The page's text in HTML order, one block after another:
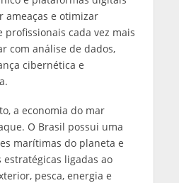
ameaças e otimizar
profissionais cada vez mais
com análise de dados,
cibernética e
a economia do mar
O Brasil possui uma
marítimas do planeta e
ligadas ao
pesca, energia e